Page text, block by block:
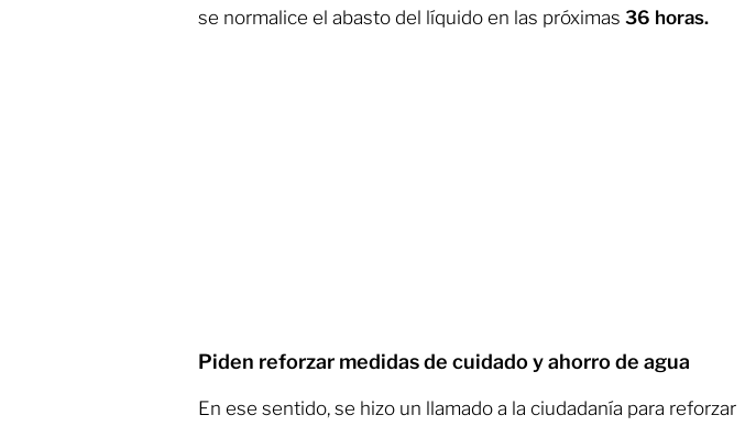
se normalice el abasto del líquido en las próximas 36 horas.
Piden reforzar medidas de cuidado y ahorro de agua
En ese sentido, se hizo un llamado a la ciudadanía para reforzar